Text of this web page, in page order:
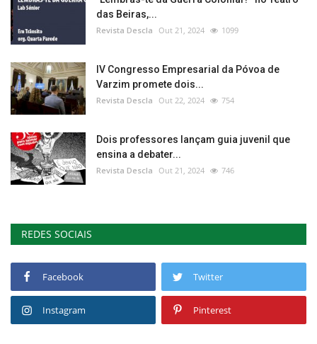
das Beiras,...
Revista Descla Out 21, 2024 1099
IV Congresso Empresarial da Póvoa de
Varzim promete dois...
Revista Descla Out 22, 2024 754
Dois professores lançam guia juvenil que
ensina a debater...
Revista Descla Out 21, 2024 746
REDES SOCIAIS
Facebook Twitter
Instagram Pinterest